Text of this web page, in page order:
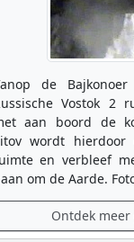
de
Vostok 2
aan boord de
wordt
en verbleef
om de Aarde.
Ontdek